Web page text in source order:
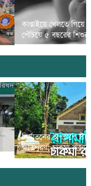
কাপ্তাইয়ে খেলতে গিয়ে
পেঁচিয়ে ৫ বছরের শিশুর
নির্যাতনের অপরাধে
ক্ষতিপুরণ; চাকমা